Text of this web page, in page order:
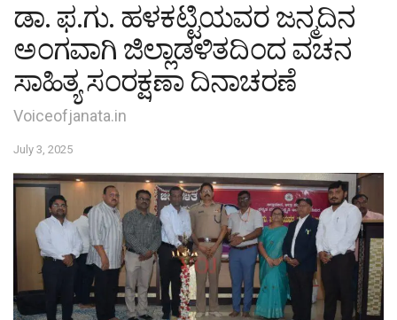
ಡಾ. ಫ.ಗು. ಹಳಕಟ್ಟಿಯವರ ಜನ್ಮದಿನ
ಅಂಗವಾಗಿ ಜಿಲ್ಲಾಡಳಿತದಿಂದ ವಚನ
ಸಾಹಿತ್ಯ ಸಂರಕ್ಷಣಾ ದಿನಾಚರಣೆ
Voiceofjanata.in
July 3, 2025